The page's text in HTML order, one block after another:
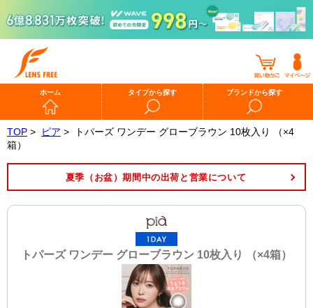
ホーム タイプから探す ブランドから探す
TOP > ピア >
トパーズ ワンデー グローブラウン 10枚入り （×4
箱）
夏季（お盆）期間中の出荷と営業について
トパーズ ワンデー グローブラウン 10枚入り （×4箱）